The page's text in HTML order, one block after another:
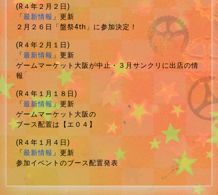
(R４年２月２日)
「最新情報」更新
２月２６日「盤祭4th」に参加決定！
(R４年２月１日)
「最新情報」更新
ゲームマーケット大阪が中止・３月サンクリに出店の情
報
(R４年１月１８日)
「最新情報」更新
ゲームマーケット大阪の
ブース配置は【エ０４】
(R４年１月４日)
「最新情報」更新
参加イベントのブース配置発表